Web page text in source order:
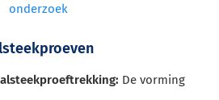
onderzoek
De vorming